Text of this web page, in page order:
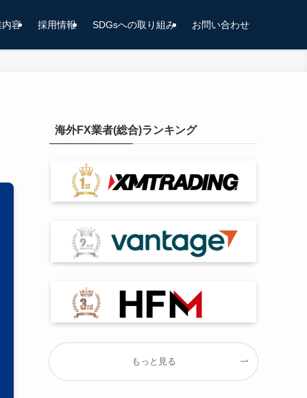
内容 採用情報 SDGsへの取り組み お問い合わせ
海外FX業者(総合)ランキング
もっと見る